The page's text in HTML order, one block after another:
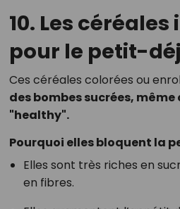
10. Les
pour le petit-
Ces céréales colorées ou
des bombes sucrées,
"healthy".
Pourquoi elles bloquent la
Elles sont très riches en
en fibres.